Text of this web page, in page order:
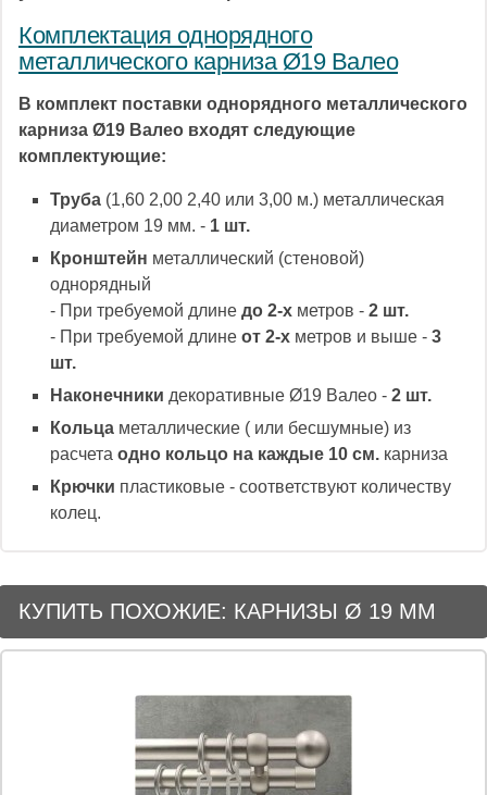
Комплектация однорядного
металлического карниза Ø19 Валео
В комплект поставки однорядного металлического
карниза Ø19 Валео входят следующие
комплектующие:
Труба(1,60 2,00 2,40 или 3,00 м.) металлическая
диаметром 19 мм. - 1 шт.
Кронштейн металлический (стеновой)
однорядный
- При требуемой длине до 2-хметров - 2 шт.
- При требуемой длине от 2-хметров и выше - 3
шт.
Наконечники декоративные Ø19 Валео - 2 шт.
Кольцаметаллические ( или бесшумные) из
расчета одно кольцо на каждые 10 см.карниза
Крючки пластиковые - соответствуют количеству
колец.
КУПИТЬ ПОХОЖИЕ: КАРНИЗЫ Ø 19 ММ